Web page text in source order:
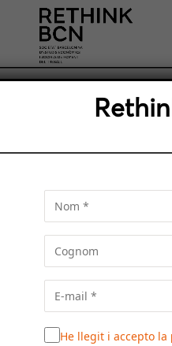
UN
SOSTENIBLE
CAP A UNA
Foment del Treball,
futur metropolità de
He llegit i accepto la